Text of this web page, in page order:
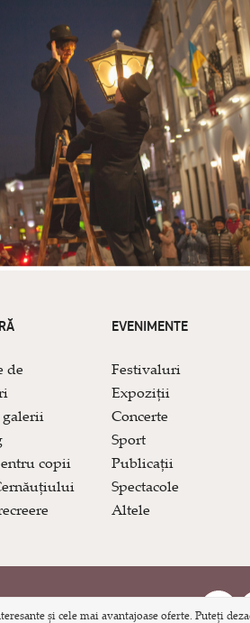
de
galerii
copii
EVENIMENTE
Festivaluri
Expoziții
Concerte
Sport
Publicații
Spectacole
Altele
și cele mai avantajoase oferte. Puteți